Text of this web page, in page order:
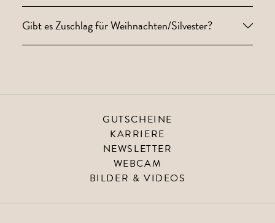
Gibt es Zuschlag für Weihnachten/Silvester?
GUTSCHEINE
KARRIERE
NEWSLETTER
WEBCAM
BILDER & VIDEOS